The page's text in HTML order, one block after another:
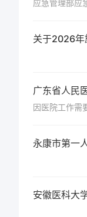
关于2026年
广东省人民
因医院工作需
永康市第一
安徽医科大